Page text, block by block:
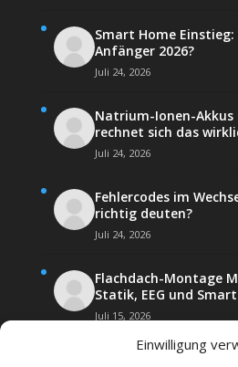
Einwilligung
Smart Home
Anfänger 2026?
Juli 24, 2026
Natrium-Ionen-
rechnet sich das
Juli 24, 2026
Fehlercodes im
richtig deuten?
Juli 24, 2026
Flachdach-Montage
Statik, EEG und
Juli 15, 2026